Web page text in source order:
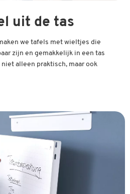
uit de tas
we tafels met wieltjes die
zijn en gemakkelijk in een tas
alleen praktisch, maar ook